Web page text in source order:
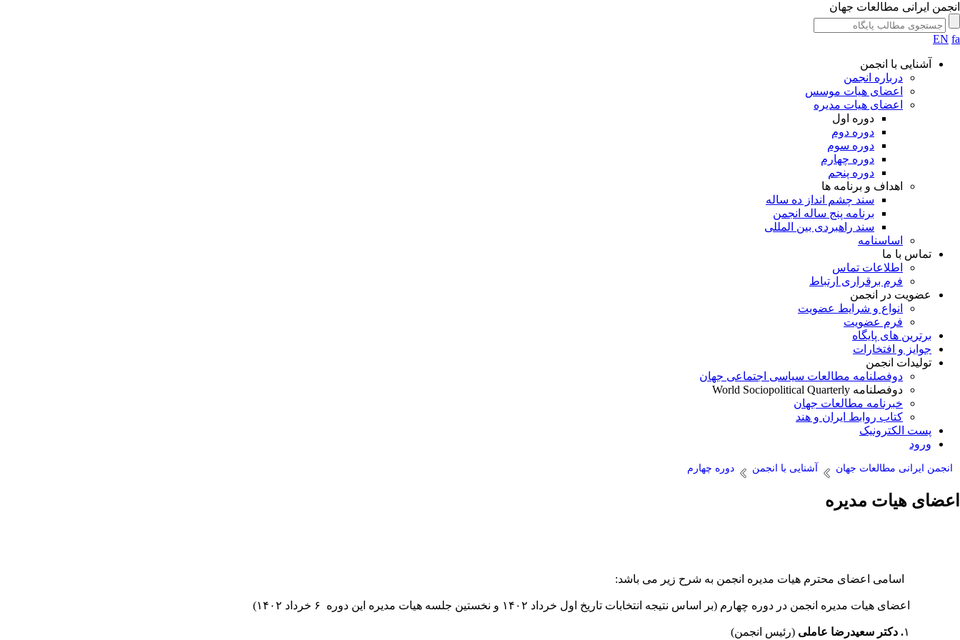
انجمن ایرانی مطالعات جهان
EN fa
آشنایی با انجمن
درباره انجمن
اعضای هیات موسس
اعضای هیات مدیره
دوره اول
دوره دوم
دوره سوم
دوره چهارم
دوره پنجم
اهداف و برنامه ها
سند چشم انداز ده ساله
برنامه پنج ساله انجمن
سند راهبردی بین المللی
اساسنامه
تماس با ما
اطلاعات تماس
فرم برقراری ارتباط
عضویت در انجمن
انواع و شرایط عضویت
فرم عضویت
برترین های پایگاه
جوایز و افتخارات
تولیدات انجمن
دوفصلنامه مطالعات سیاسی اجتماعی جهان
دوفصلنامه World Sociopolitical Quarterly
خبرنامه مطالعات جهان
کتاب روابط ایران و هند
پست الکترونیک
ورود
انجمن ایرانی مطالعات جهان آشنایی با انجمن دوره چهارم
اعضای هیات مدیره
اسامی اعضای محترم هیات مدیره انجمن به شرح زیر می باشد:
اعضای هیات مدیره انجمن در دوره چهارم (بر اساس نتیجه انتخابات تاریخ اول خرداد ۱۴۰۲ و نخستین جلسه هیات مدیره این دوره ۶ خرداد ۱۴۰۲)
۱. دکتر سعیدرضا عاملی (رئیس انجمن)